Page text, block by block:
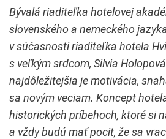
Bývalá riaditeľka hotelovej
slovenského a nemeckého
v súčasnosti riaditeľka hotela
s veľkým srdcom, Silvia
najdôležitejšia je motivácia,
sa novým veciam. Koncept
historických príbehoch, ktoré si
a vždy budú mať pocit, že sa